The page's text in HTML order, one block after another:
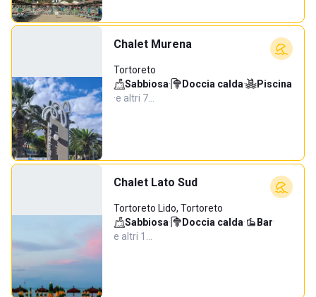
Chalet Murena
Tortoreto
Sabbiosa· Doccia calda·
Piscina
·e altri 7…
Chalet Lato Sud
Tortoreto Lido, Tortoreto
Sabbiosa· Doccia calda· Bar·
e altri 1…